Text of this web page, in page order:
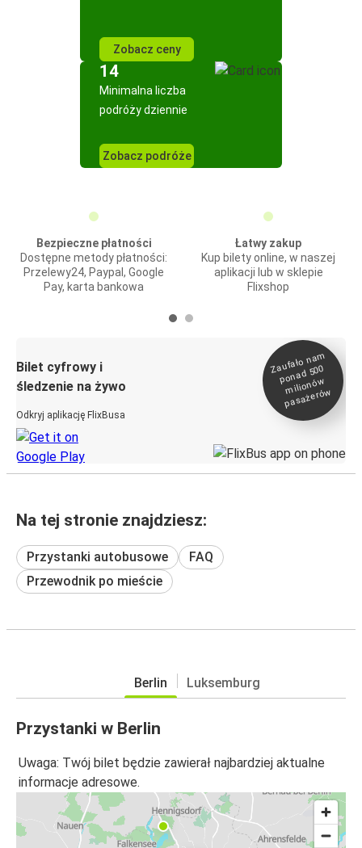
Zobacz ceny
14
Minimalna liczba
podróży dziennie
Zobacz podróże
Bezpieczne płatności
Dostępne metody płatności:
Przelewy24, Paypal, Google
Pay, karta bankowa
Łatwy zakup
Kup bilety online, w naszej
aplikacji lub w sklepie
Flixshop
Bilet cyfrowy i
śledzenie na żywo
Odkryj aplikację FlixBusa
Zaufało na
m
ponad 500
milionó
w
pasażeró
w
Na tej stronie znajdziesz:
Przystanki autobusowe
FAQ
Przewodnik po mieście
Berlin Luksemburg
Przystanki w Berlin
Uwaga: Twój bilet będzie zawierał najbardziej aktualne
informacje adresowe.